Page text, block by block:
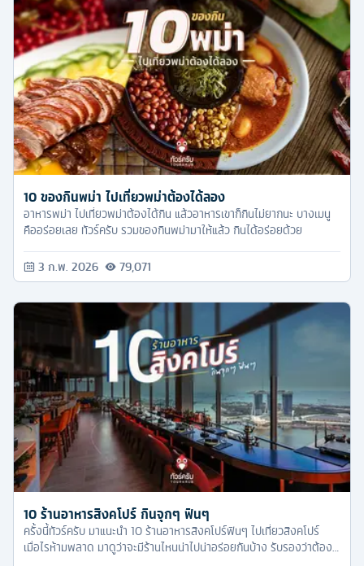
10 ของกินพม่า ไปเที่ยวพม่าต้องได้ลอง
อาหารพม่า ไปเที่ยวพม่าต้องได้กิน แล้วอาหารเขาก็กินไม่ยากนะ บางเมนู
คืออร่อยเลย ทัวร์ครับ รวมของกินพม่ามาให้แล้ว กินได้อร่อยด้วย
3 ก.พ. 2026 79,071
10 ร้านอาหารสิงคโปร์ กินจุกๆ ฟินๆ
ครั้งนี้ทัวร์ครับ มาแนะนำ 10 ร้านอาหารสิงคโปร์ฟินๆ ไปเที่ยวสิงคโปร์
เมื่อไรห้ามพลาด มาดูว่าจะมีร้านไหนน่าไปน่าอร่อยกันบ้าง รับรองว่าต้อง